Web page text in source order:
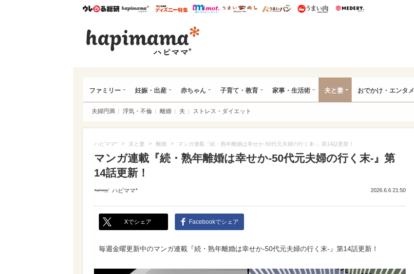
ウレぴあ総研ハピママ* ウレぴあ総研 ディズニー特集
mimot. うまいめし うまいパン うまい肉
ファミリー 妊娠・出産 赤ちゃん 子育て・教育 家事・生活術 夫と妻 おでかけ・エンタメ
夫婦円満 浮気・不倫 離婚 夫 ストレス・ダイエット
ハピママ* > 夫と妻 > 離婚 > マンガ連載『続・熟年離婚は幸せか-50代元夫婦の行く末-』第14話更新！
マンガ連載『続・熟年離婚は幸せか-50代元夫婦の行く末-』第
14話更新！
ハピママ* 2026.6.6 21:50
Xでシェア Facebookでシェア
毎週金曜更新中のマンガ連載『続・熟年離婚は幸せか-50代元夫婦の行く末-』第14話更新！